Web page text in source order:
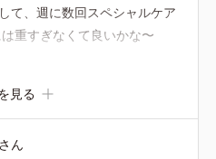
て、週に数回スペシャルケア
重すぎなくて良いかな〜
見る
ん